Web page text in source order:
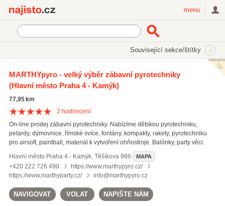
menu
Související sekce/štítky
Pyrotechnika
On-line prodej pyrotechniky
MARTHYpyro - velký výběr zábavní pyrotechniky
(Hlavní město Praha 4 - Kamýk)
77,95 km
2 hodnocení
On-line prodej zábavní pyrotechniky. Nabízíme dětskou pyrotechniku,
petardy, dýmovnice, římské svíce, fontány, kompakty, rakety, pyrotechniku
pro airsoft, paintball, materiál k vytvoření ohňostroje. Balónky, party věci.
Hlavní město Praha 4 - Kamýk, Těšíkova 986 MAPA
+420 222 726 490
https://www.marthypyro.cz/
https://www.marthyparty.cz/
info@marthypyro.cz
NAVIGOVAT VOLAT NAPIŠTE NÁM